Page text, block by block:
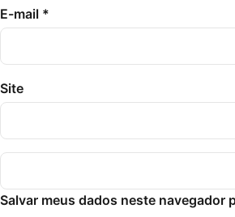
E-mail *
Site
Salvar meus dados neste navegador